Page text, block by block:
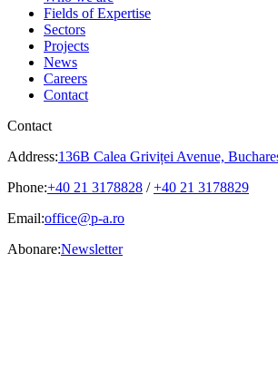
Fields of Expertise
Sectors
Projects
News
Careers
Contact
Contact
Address:136B Calea Griviței Avenue,
Phone:+40 21 3178828 /+40 21 3178829
Email:office@p-a.ro
Abonare:Newsletter